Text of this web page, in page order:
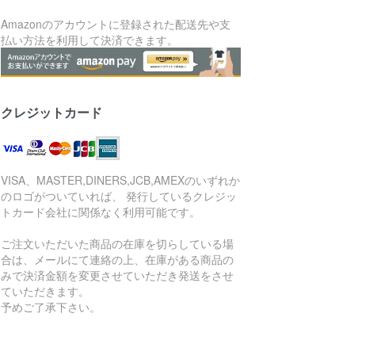
Amazonのアカウントに登録された配送先や支
払い方法を利用して決済できます。
クレジットカード
VISA、MASTER,DINERS,JCB,AMEXのいずれか
のロゴがついていれば、 発行しているクレジッ
トカード会社に関係なく利用可能です。
ご注文いただいた商品の在庫を切らしている場
合は、メールにて連絡の上、在庫がある商品の
みで決済金額を変更させていただき発送をさせ
ていただきます。
予めご了承下さい。